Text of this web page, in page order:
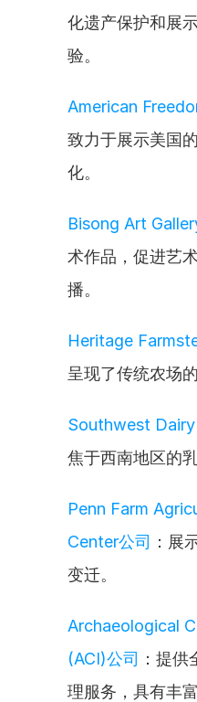
化遗产保护和展
验。
American
致力于展示美国
化。
Bisong Art
术作品，促进艺
播。
Heritage
呈现了传统农场
Southwest Dairy
焦于西南地区的
Penn Farm
Center公司 ：展
变迁。
Archaeological
(ACI)公司 ：提
理服务，具有丰